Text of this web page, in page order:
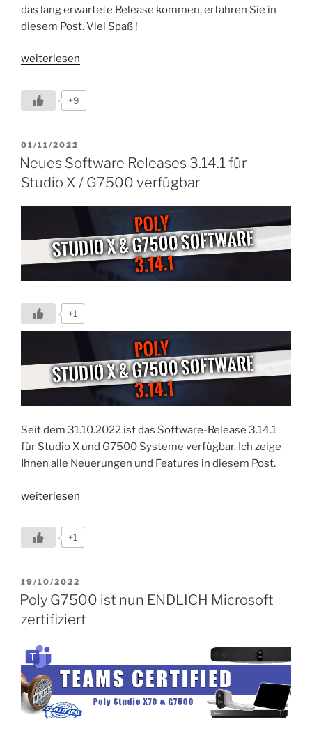
das lang erwartete Release kommen, erfahren Sie in
diesem Post. Viel Spaß !
„Finally:
Release
4.0
verfügbar“
weiterlesen
+9
VERÖFFENTLICHT
AM
01/11/2022
Neues Software Releases 3.14.1 für
Studio X / G7500 verfügbar
+1
Seit dem 31.10.2022 ist das Software-Release 3.14.1
für Studio X und G7500 Systeme verfügbar. Ich zeige
Ihnen alle Neuerungen und Features in diesem Post.
„Neues
Releases
3.14.1
Studio
X
G7500
verfügbar“
weiterlesen
+1
VERÖFFENTLICHT
AM
19/10/2022
Poly G7500 ist nun ENDLICH Microsoft
zertifiziert